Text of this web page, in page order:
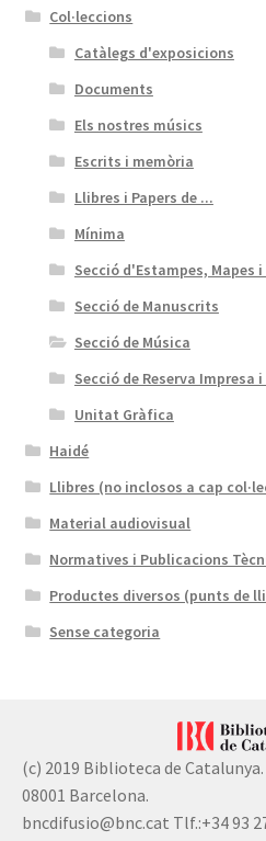
Col·leccions
Catàlegs d'exposicions
Documents
Els nostres músics
Escrits i memòria
Llibres i Papers de ...
Mínima
Secció d'Estampes, Mapes
Secció de Manuscrits
Secció de Música
Secció de Reserva Impresa
Unitat Gràfica
Haidé
Llibres (no inclosos a cap
Material audiovisual
Normatives i Publicacions
Productes diversos (punts de
Sense categoria
(c) 2019 Biblioteca de
08001 Barcelona.
bncdifusio@bnc.cat Tlf.:+34 93